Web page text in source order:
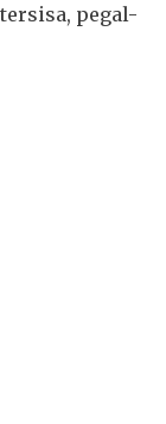
pegal-